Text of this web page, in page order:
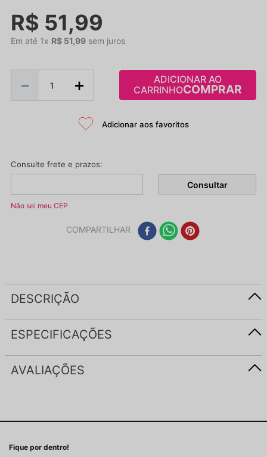
R$ 51,99
Em até 1x R$ 51,99 sem juros
＋
－
ADICIONAR AO
CARRINHO
Não sei meu CEP
COMPARTILHAR
DESCRIÇÃO
ESPECIFICAÇÕES
AVALIAÇÕES
Fique por dentro!